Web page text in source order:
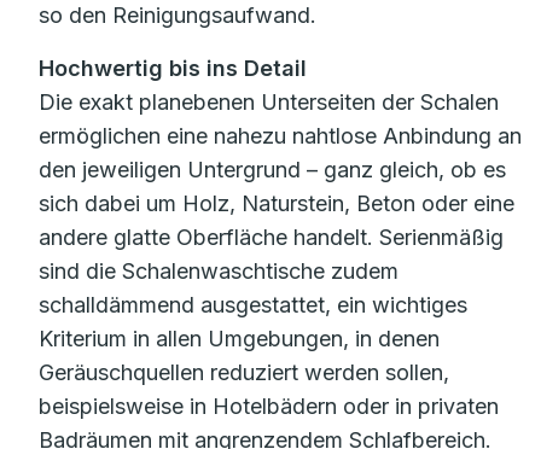
so den Reinigungsaufwand.
Hochwertig bis ins Detail
Die exakt planebenen Unterseiten der Schalen
ermöglichen eine nahezu nahtlose Anbindung an
den jeweiligen Untergrund – ganz gleich, ob es
sich dabei um Holz, Naturstein, Beton oder eine
andere glatte Oberfläche handelt. Serienmäßig
sind die Schalenwaschtische zudem
schalldämmend ausgestattet, ein wichtiges
Kriterium in allen Umgebungen, in denen
Geräuschquellen reduziert werden sollen,
beispielsweise in Hotelbädern oder in privaten
Badräumen mit angrenzendem Schlafbereich.